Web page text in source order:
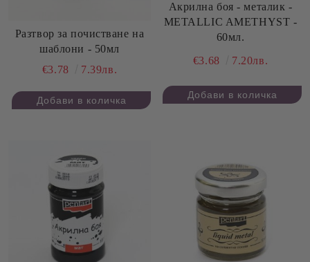
Разтвор за почистване на
шаблони - 50мл
€3.78
7.39лв.
Акрилна боя - металик -
METALLIC AMETHYST -
60мл.
€3.68 7.20лв.